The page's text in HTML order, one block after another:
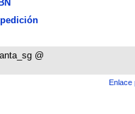
@
Enlace